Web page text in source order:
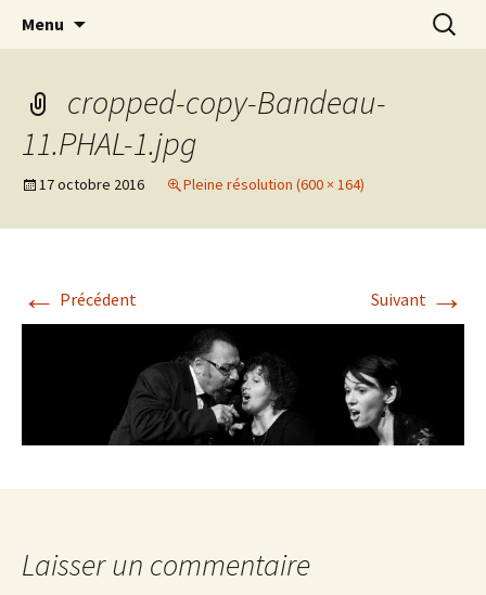
New Rancard
Association d’éducation populaire à Teillé
Menu
cropped-copy-Bandeau-
11.PHAL-1.jpg
17 octobre 2016 Pleine résolution (600 × 164)
← Précédent Suivant →
Laisser un commentaire